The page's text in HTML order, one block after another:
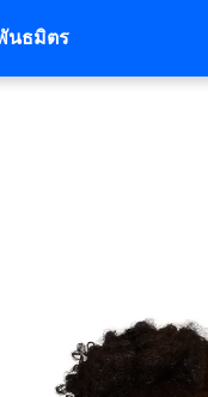
นธมิตร